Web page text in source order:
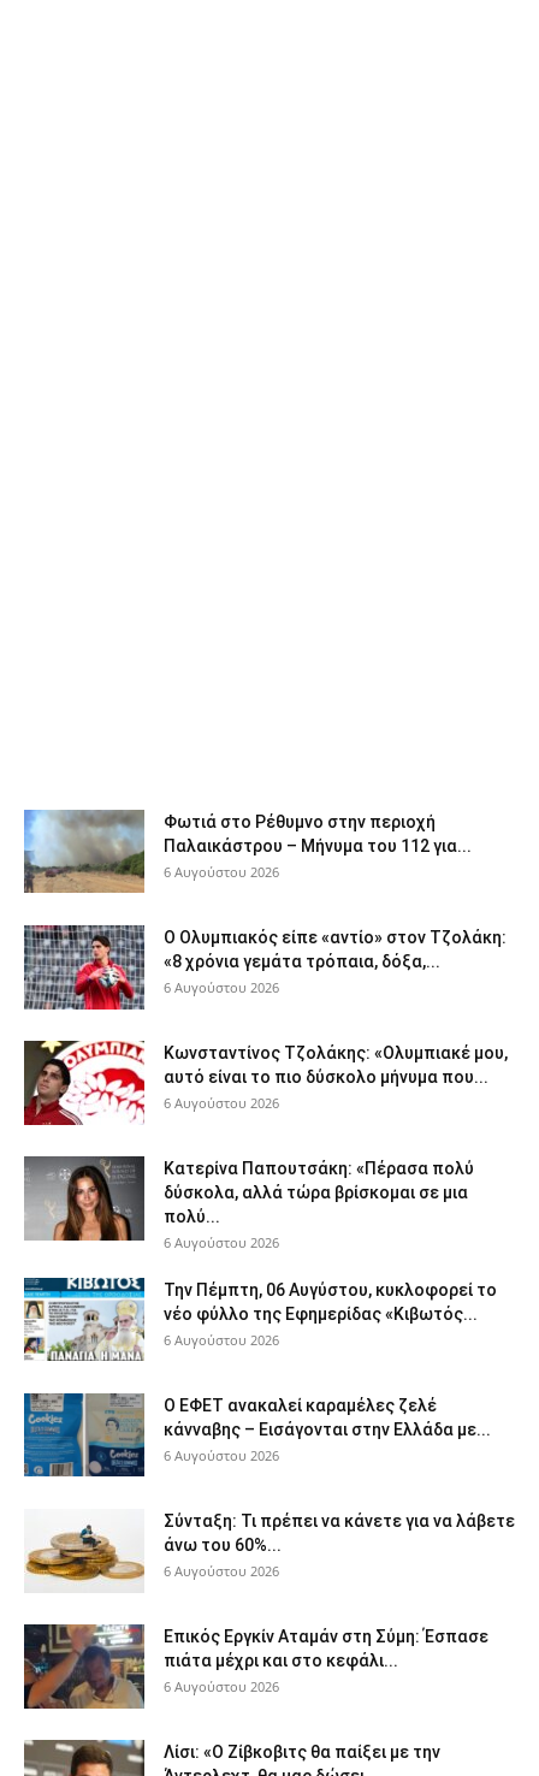
Φωτιά στο Ρέθυμνο στην περιοχή
Παλαικάστρου – Μήνυμα του 112 για...
6 Αυγούστου 2026
Ο Ολυμπιακός είπε «αντίο» στον Τζολάκη:
«8 χρόνια γεμάτα τρόπαια, δόξα,...
6 Αυγούστου 2026
Κωνσταντίνος Τζολάκης: «Ολυμπιακέ μου,
αυτό είναι το πιο δύσκολο μήνυμα που...
6 Αυγούστου 2026
Κατερίνα Παπουτσάκη: «Πέρασα πολύ
δύσκολα, αλλά τώρα βρίσκομαι σε μια
πολύ...
6 Αυγούστου 2026
Την Πέμπτη, 06 Αυγύστου, κυκλοφορεί το
νέο φύλλο της Εφημερίδας «Κιβωτός...
6 Αυγούστου 2026
Ο ΕΦΕΤ ανακαλεί καραμέλες ζελέ
κάνναβης – Εισάγονται στην Ελλάδα με...
6 Αυγούστου 2026
Σύνταξη: Τι πρέπει να κάνετε για να λάβετε
άνω του 60%...
6 Αυγούστου 2026
Επικός Εργκίν Αταμάν στη Σύμη: Έσπασε
πιάτα μέχρι και στο κεφάλι...
6 Αυγούστου 2026
Λίσι: «Ο Ζίβκοβιτς θα παίξει με την